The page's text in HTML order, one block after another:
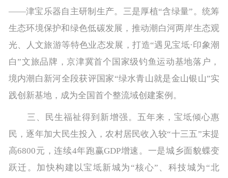
——津宝乐器自主研制生产。三是厚植“含绿量”。统筹
生态环境保护和绿色低碳发展，推动潮白河两岸生态观
光、人文旅游等特色业态发展，打造“遇见宝坻·印象潮
白”文旅品牌，京津冀首个国家级钓鱼运动基地落户，
境内潮白新河全段获评国家“绿水青山就是金山银山”实
践创新基地，成为全国首个整流域创建案例。
三、民生福祉得到新增强。五年来，宝坻倾心惠
民，逐年加大民生投入，农村居民收入较“十三五”末提
高6800元，连续4年跑赢GDP增速。一是城乡面貌蝶变
跃迁。加快构建以宝坻新城为“核心”、科技城为“北